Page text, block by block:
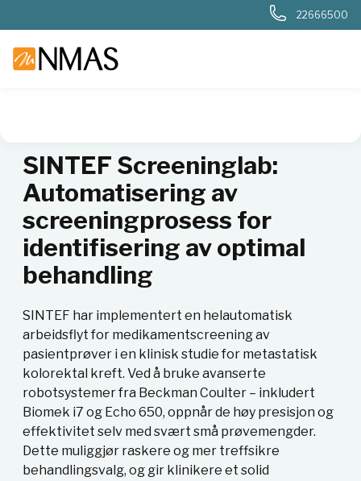
22666500
SINTEF Screeninglab:
Automatisering av
screeningprosess for
identifisering av optimal
behandling
SINTEF har implementert en helautomatisk
arbeidsflyt for medikamentscreening av
pasientprøver i en klinisk studie for metastatisk
kolorektal kreft. Ved å bruke avanserte
robotsystemer fra Beckman Coulter – inkludert
Biomek i7 og Echo 650, oppnår de høy presisjon og
effektivitet selv med svært små prøvemengder.
Dette muliggjør raskere og mer treffsikre
behandlingsvalg, og gir klinikere et solid